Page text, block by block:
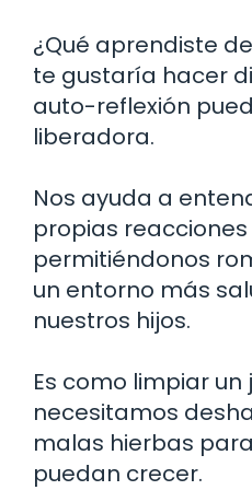
¿Qué aprendiste
te gustaría hacer
auto-reflexión
liberadora.
Nos ayuda a
propias
permitiéndonos
un entorno más
nuestros hijos.
Es como limpiar
necesitamos
malas hierbas
puedan crecer.